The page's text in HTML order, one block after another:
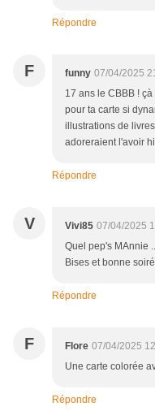
Répondre
F funny 07/04/2025
17 ans le CBBB !
pour ta carte si
illustrations de
adoreraient l'avoir
Répondre
V Vivi85 07/04/2025
Quel pep's MAnnie
Bises et bonne
Répondre
F Flore 07/04/2025
Une carte colorée
Répondre